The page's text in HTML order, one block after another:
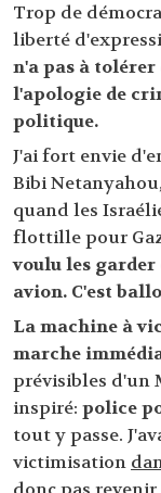
Trop de
liberté
n'a pas à
l'apologie de
politique.
J'ai fort envie
Bibi
quand les
flottille pour
voulu les
avion. C'est
La machine à
marche
prévisibles d'un
inspiré: police
tout y passe.
victimisation